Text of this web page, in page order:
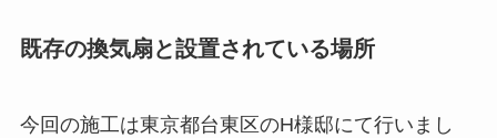
既存の換気扇と設置されている場所
今回の施工は東京都台東区のH様邸にて行いまし